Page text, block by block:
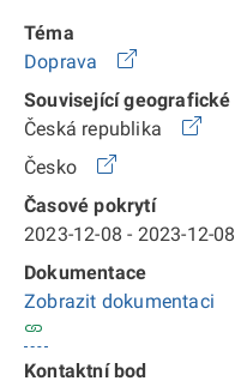
Téma
Doprava
Související
Česká republika
Česko
Časové pokrytí
2023-12-08 - 2023-12-08
Dokumentace
Zobrazit dokumentaci
Kontaktní bod